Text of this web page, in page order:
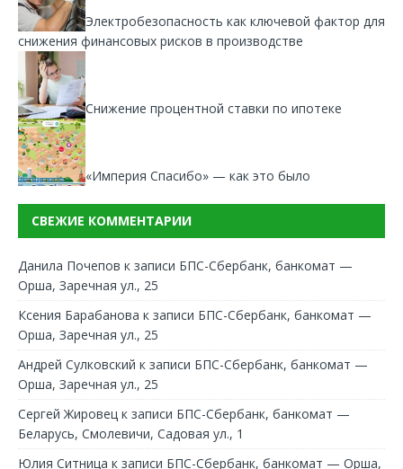
Электробезопасность как ключевой фактор для
снижения финансовых рисков в производстве
Снижение процентной ставки по ипотеке
«Империя Спасибо» — как это было
СВЕЖИЕ КОММЕНТАРИИ
Данила Почепов к записи БПС-Сбербанк, банкомат —
Орша, Заречная ул., 25
Ксения Барабанова к записи БПС-Сбербанк, банкомат —
Орша, Заречная ул., 25
Андрей Сулковский к записи БПС-Сбербанк, банкомат —
Орша, Заречная ул., 25
Сергей Жировец к записи БПС-Сбербанк, банкомат —
Беларусь, Смолевичи, Садовая ул., 1
Юлия Ситница к записи БПС-Сбербанк, банкомат — Орша,